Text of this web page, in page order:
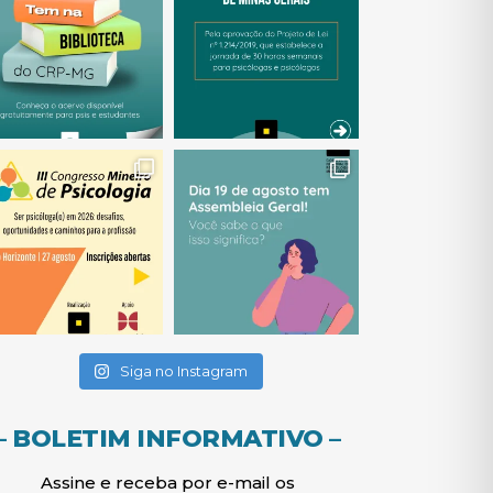
(abre em nova janela) (abre em nova janela)
Siga no Instagram(abre em nova janela)
BOLETIM INFORMATIVO –
Assine e receba por e-mail os